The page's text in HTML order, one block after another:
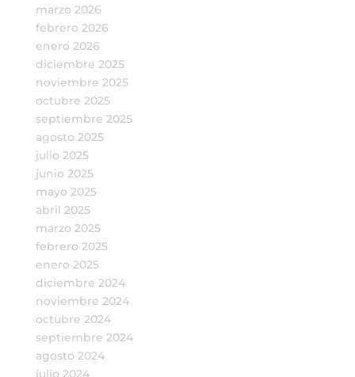
marzo 2026
febrero 2026
enero 2026
diciembre 2025
noviembre 2025
octubre 2025
septiembre 2025
agosto 2025
julio 2025
junio 2025
mayo 2025
abril 2025
marzo 2025
febrero 2025
enero 2025
diciembre 2024
noviembre 2024
octubre 2024
septiembre 2024
agosto 2024
julio 2024